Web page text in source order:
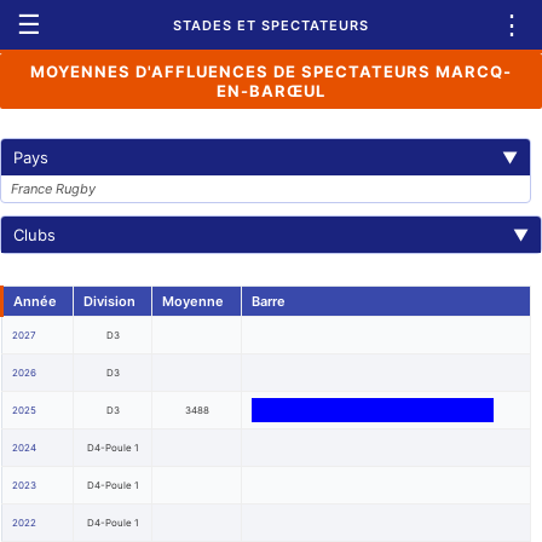
☰ STADES ET SPECTATEURS ⋮
MOYENNES D'AFFLUENCES DE SPECTATEURS MARCQ-
EN-BARŒUL
Pays ▼
France Rugby
Clubs ▼
Année Division Moyenne Barre
2027 D3
2026 D3
2025 D3 3488
2024 D4-Poule 1
2023 D4-Poule 1
2022 D4-Poule 1